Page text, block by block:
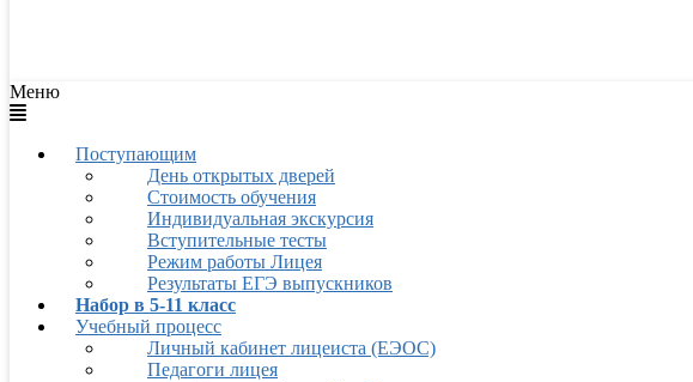
Меню
Поступающим
День открытых дверей
Стоимость обучения
Индивидуальная экскурсия
Вступительные тесты
Режим работы Лицея
Результаты ЕГЭ выпускников
Набор в 5-11 класс
Учебный процесс
Личный кабинет лицеиста (ЕЭОС)
Педагоги лицея